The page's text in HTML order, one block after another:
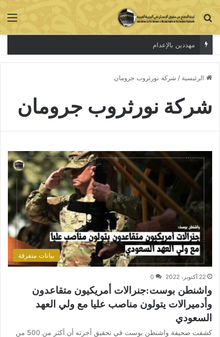
بحث عن
مهددين بالإعدام
الرئيسية / شركة نورثروب جرومان
شركة نورثروب جرومان
بيانات متفرقة
22 أكتوبر، 2022 0
واشنطن بوست:جنرالات أمريكيون متقاعدون
وأدميرالات يتولون مناصب عليا مع ولي العهد
السعودي
كشفت صحيفة واشنطن بوست في تحقيق أجرته أن أكثر من 500 من